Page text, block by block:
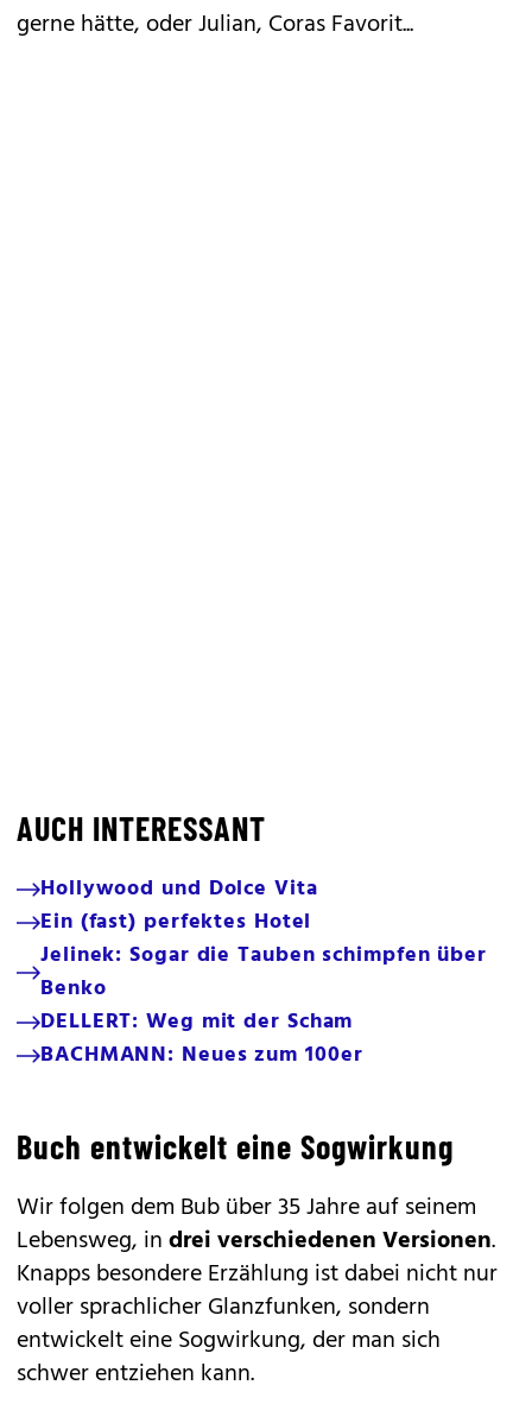
gerne hätte, oder Julian, Coras Favorit...
AUCH INTERESSANT
Hollywood und Dolce Vita
Ein (fast) perfektes Hotel
Jelinek: Sogar die Tauben schimpfen über
Benko
DELLERT: Weg mit der Scham
BACHMANN: Neues zum 100er
Buch entwickelt eine Sogwirkung
Wir folgen dem Bub über 35 Jahre auf seinem
Lebensweg, indrei verschiedenen Versionen.
Knapps besondere Erzählung ist dabei nicht nur
voller sprachlicher Glanzfunken, sondern
entwickelt eine Sogwirkung, der man sich
schwer entziehen kann.